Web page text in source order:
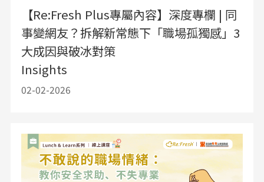
【Re:Fresh Plus專屬內容】深度專欄 | 同
事變網友？拆解新常態下「職場孤獨感」3
大成因與破冰對策
Insights
02-02-2026